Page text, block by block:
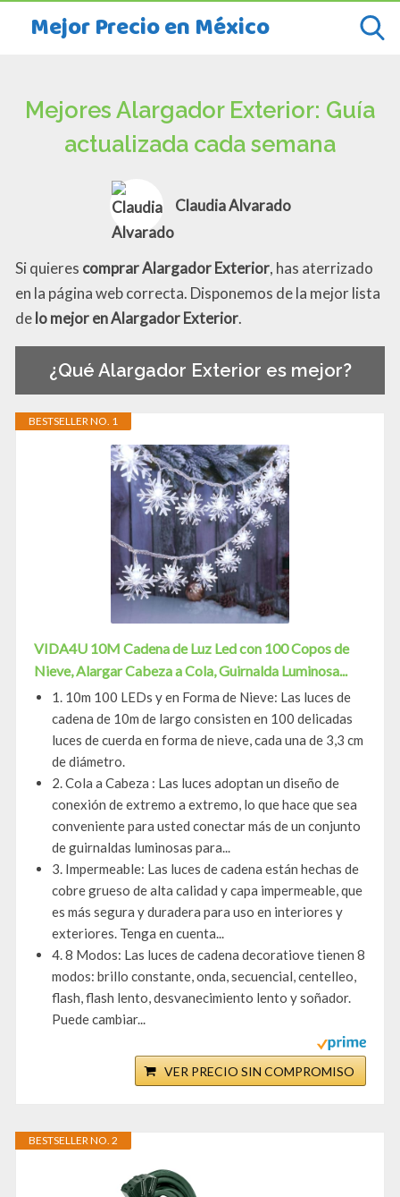
Mejor Precio en México
Mejores Alargador Exterior: Guía
actualizada cada semana
Claudia Alvarado
Si quieres comprar Alargador Exterior, has aterrizado
en la página web correcta. Disponemos de la mejor lista
delo mejor en Alargador Exterior.
¿Qué Alargador Exterior es mejor?
BESTSELLER NO. 1
VIDA4U 10M Cadena de Luz Led con 100 Copos de
Nieve, Alargar Cabeza a Cola, Guirnalda Luminosa...
1. 10m 100 LEDs y en Forma de Nieve: Las luces de
cadena de 10m de largo consisten en 100 delicadas
luces de cuerda en forma de nieve, cada una de 3,3 cm
de diámetro.
2. Cola a Cabeza : Las luces adoptan un diseño de
conexión de extremo a extremo, lo que hace que sea
conveniente para usted conectar más de un conjunto
de guirnaldas luminosas para...
3. Impermeable: Las luces de cadena están hechas de
cobre grueso de alta calidad y capa impermeable, que
es más segura y duradera para uso en interiores y
exteriores. Tenga en cuenta...
4. 8 Modos: Las luces de cadena decoratiove tienen 8
modos: brillo constante, onda, secuencial, centelleo,
flash, flash lento, desvanecimiento lento y soñador.
Puede cambiar...
VER PRECIO SIN COMPROMISO
BESTSELLER NO. 2